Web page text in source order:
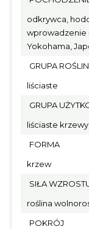
odkrywca,
wprowadzenie
Yokohama,
GRUPA ROŚLIN
liściaste
GRUPA
liściaste krzewy
FORMA
krzew
SIŁA
roślina
POKRÓJ